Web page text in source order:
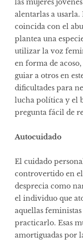
alentarlas a
coincida con el
plantea una
utilizar la voz
en forma de
guiar a otros en
dificultades para
lucha política y el
pregunta fácil de
Autocuidado
El cuidado
controvertido en
desprecia como
el individuo que
aquellas
practicarlo. Esas
amortiguadas por